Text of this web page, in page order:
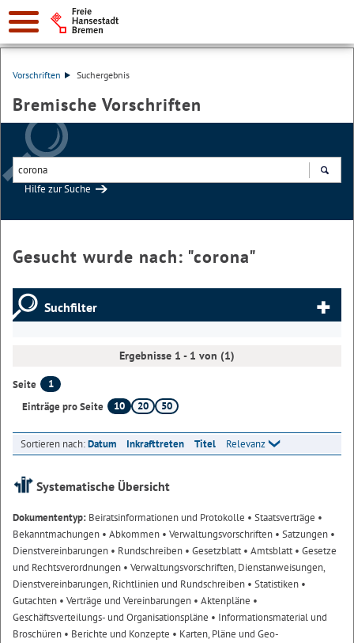
Vorschriften Suchergebnis
Bremische Vorschriften
Hilfe zur Suche
Gesucht wurde nach: "corona"
Suchfilter
Ergebnisse 1 - 1 von (1)
Seite
1
Einträge pro Seite
10 20 50
Sortieren nach:Datum Inkrafttreten Titel Relevanz
Systematische Übersicht
Dokumententyp: Beiratsinformationen und Protokolle • Staatsverträge •
Bekanntmachungen • Abkommen • Verwaltungsvorschriften • Satzungen •
Dienstvereinbarungen • Rundschreiben • Gesetzblatt• Amtsblatt• Gesetze
und Rechtsverordnungen • Verwaltungsvorschriften, Dienstanweisungen,
Dienstvereinbarungen, Richtlinien und Rundschreiben • Statistiken •
Gutachten • Verträge und Vereinbarungen • Aktenpläne •
Geschäftsverteilungs- und Organisationspläne • Informationsmaterial und
Broschüren • Berichte und Konzepte • Karten, Pläne und Geo-